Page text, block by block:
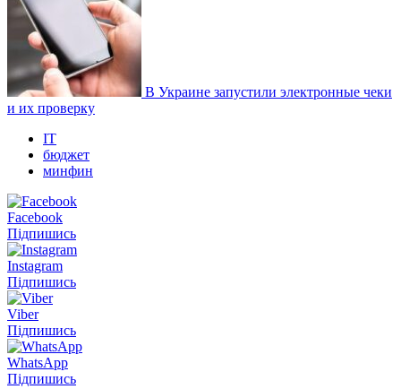
В Украине запустили электронные чеки
и их проверку
IT
бюджет
минфин
Facebook
Підпишись
Instagram
Підпишись
Viber
Підпишись
WhatsApp
Підпишись